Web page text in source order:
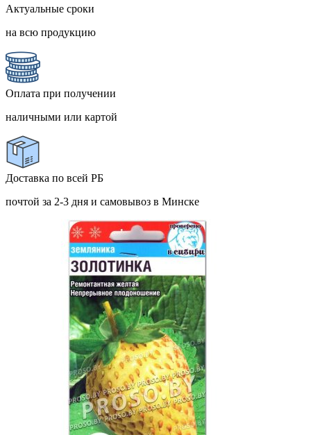
Актуальные сроки
на всю продукцию
Оплата при получении
наличными или картой
Доставка по всей РБ
почтой за 2-3 дня и самовывоз в Минске